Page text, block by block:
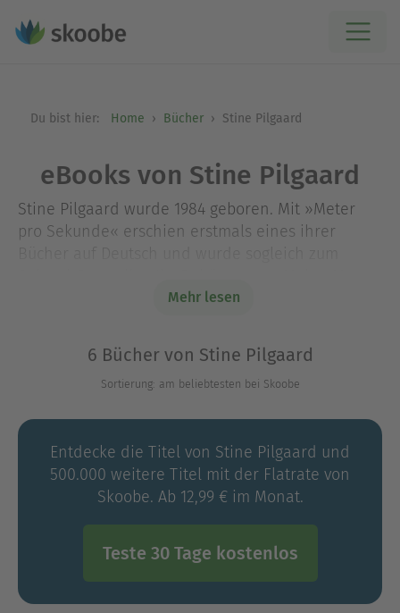
Du bist hier: Home Bücher Stine Pilgaard
eBooks von Stine Pilgaard
Stine Pilgaard wurde 1984 geboren. Mit »Meter
pro Sekunde« erschien erstmals eines ihrer
sagt« ist 2022 bei Kanon erschienen. »Lieder aller
Stine Pilgaard lebt in Kopenhagen.
Mehr lesen
6 Bücher von Stine Pilgaard
Sortierung: am beliebtesten bei Skoobe
Entdecke die Titel von Stine Pilgaard und
500.000 weitere Titel mit der Flatrate von
Skoobe. Ab 12,99 € im Monat.
Teste 30 Tage kostenlos